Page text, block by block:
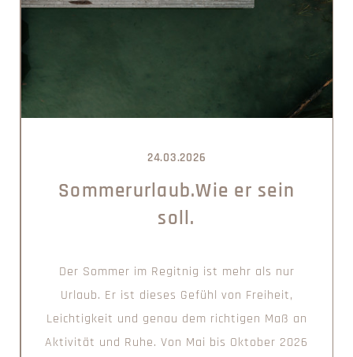
24.03.2026
Sommerurlaub.Wie er sein
soll.
Der Sommer im Regitnig ist mehr als nur
Urlaub. Er ist dieses Gefühl von Freiheit,
Leichtigkeit und genau dem richtigen Maß an
Aktivität und Ruhe. Von Mai bis Oktober 2026